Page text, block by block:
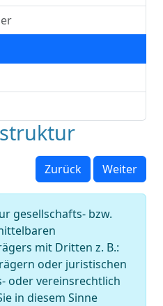
Zurück Weiter
gesellschafts- bzw.
mit Dritten z. B.:
oder juristischen
oder vereinsrechtlich
in diesem Sinne